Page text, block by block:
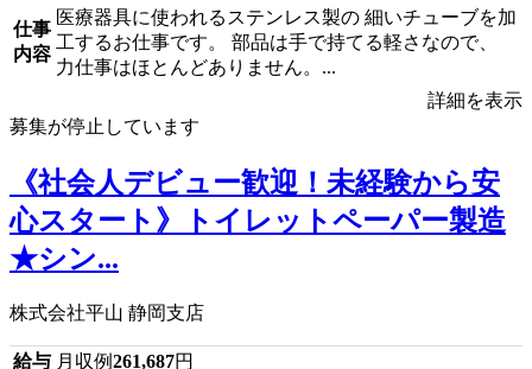
仕事
内容
医療器具に使われるステンレス製の 細いチューブを加
工するお仕事です。 部品は手で持てる軽さなので、
力仕事はほとんどありません。...
詳細を表示
募集が停止しています
《社会人デビュー歓迎！未経験から安
心スタート》トイレットペーパー製造
★シン...
株式会社平山 静岡支店
給与 月収例261,687円